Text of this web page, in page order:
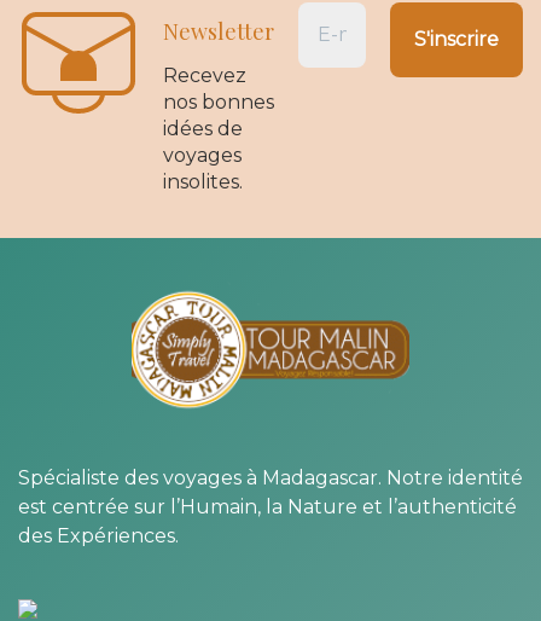
Newsletter
Recevez
nos bonnes
idées de
voyages
insolites.
Spécialiste des voyages à Madagascar. Notre identité
est centrée sur l’Humain, la Nature et l’authenticité
des Expériences.